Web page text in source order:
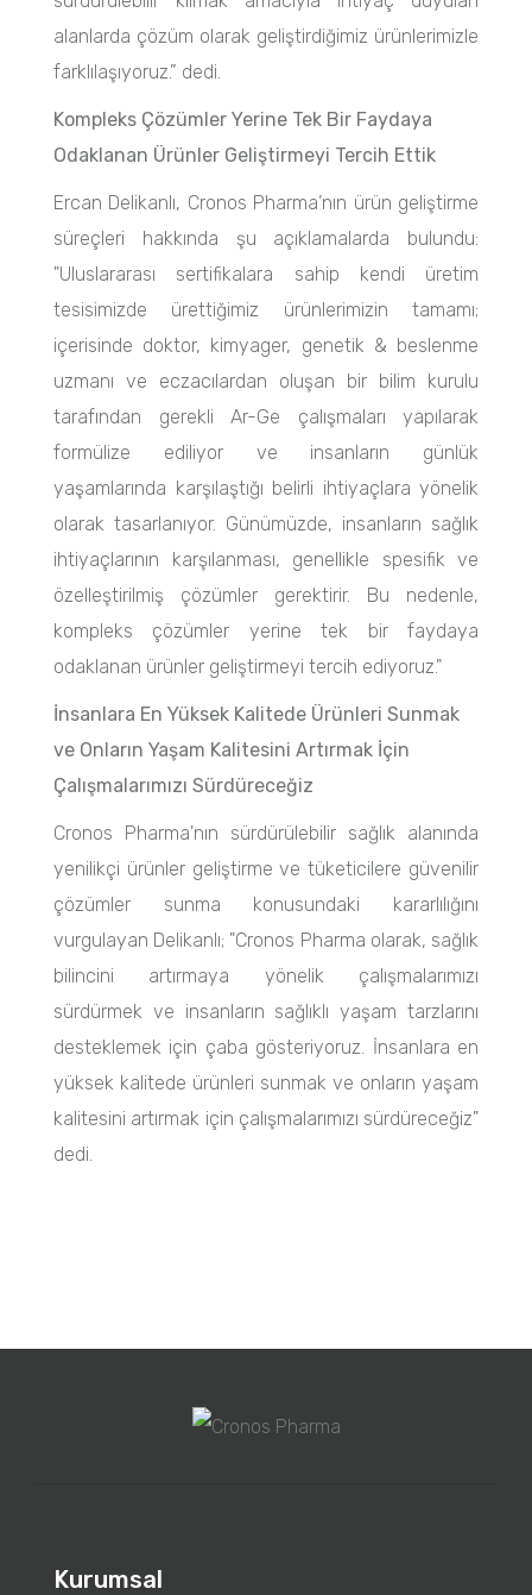
alanlarda çözüm olarak geliştirdiğimiz ürünlerimizle
farklılaşıyoruz.” dedi.
Kompleks Çözümler Yerine Tek Bir Faydaya
Odaklanan Ürünler Geliştirmeyi Tercih Ettik
Ercan Delikanlı, Cronos Pharma’nın ürün geliştirme
süreçleri hakkında şu açıklamalarda bulundu:
"Uluslararası sertifikalara sahip kendi üretim
tesisimizde ürettiğimiz ürünlerimizin tamamı;
içerisinde doktor, kimyager, genetik & beslenme
uzmanı ve eczacılardan oluşan bir bilim kurulu
tarafından gerekli Ar-Ge çalışmaları yapılarak
formülize ediliyor ve insanların günlük
yaşamlarında karşılaştığı belirli ihtiyaçlara yönelik
olarak tasarlanıyor. Günümüzde, insanların sağlık
ihtiyaçlarının karşılanması, genellikle spesifik ve
özelleştirilmiş çözümler gerektirir. Bu nedenle,
kompleks çözümler yerine tek bir faydaya
odaklanan ürünler geliştirmeyi tercih ediyoruz."
İnsanlara En Yüksek Kalitede Ürünleri Sunmak
ve Onların Yaşam Kalitesini Artırmak İçin
Çalışmalarımızı Sürdüreceğiz
Cronos Pharma'nın sürdürülebilir sağlık alanında
yenilikçi ürünler geliştirme ve tüketicilere güvenilir
çözümler sunma konusundaki kararlılığını
vurgulayan Delikanlı; "Cronos Pharma olarak, sağlık
bilincini artırmaya yönelik çalışmalarımızı
sürdürmek ve insanların sağlıklı yaşam tarzlarını
desteklemek için çaba gösteriyoruz. İnsanlara en
yüksek kalitede ürünleri sunmak ve onların yaşam
kalitesini artırmak için çalışmalarımızı sürdüreceğiz"
dedi.
Kurumsal